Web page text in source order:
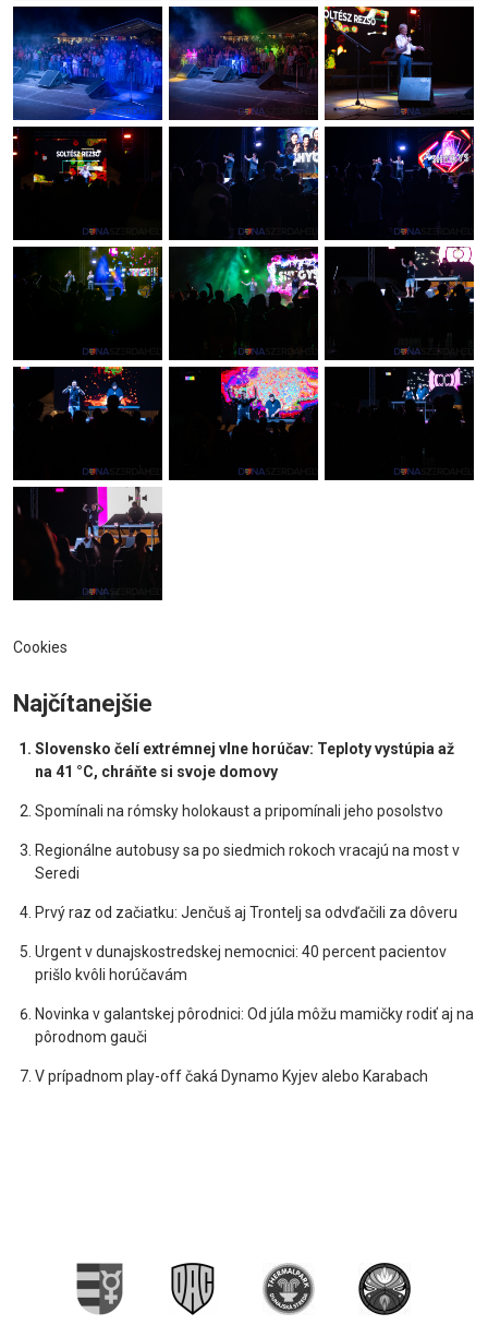
Cookies
Najčítanejšie
Slovensko čelí extrémnej vlne horúčav: Teploty vystúpia až
na 41 °C, chráňte si svoje domovy
Spomínali na rómsky holokaust a pripomínali jeho posolstvo
Regionálne autobusy sa po siedmich rokoch vracajú na most v
Seredi
Prvý raz od začiatku: Jenčuš aj Trontelj sa odvďačili za dôveru
Urgent v dunajskostredskej nemocnici: 40 percent pacientov
prišlo kvôli horúčavám
Novinka v galantskej pôrodnici: Od júla môžu mamičky rodiť aj na
pôrodnom gauči
V prípadnom play-off čaká Dynamo Kyjev alebo Karabach